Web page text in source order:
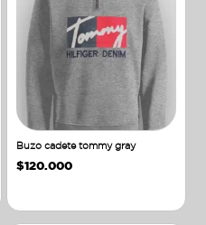
Buzo cadete tommy gray
$120.000